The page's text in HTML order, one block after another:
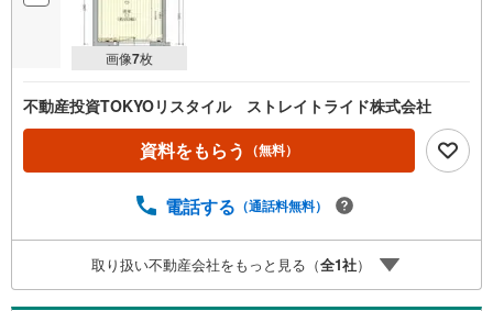
画像7枚
不動産投資TOKYOリスタイル ストレイトライド株式会社
資料をもらう （無料）
電話する （通話料無料）
取り扱い不動産会社をもっと見る（全1社）